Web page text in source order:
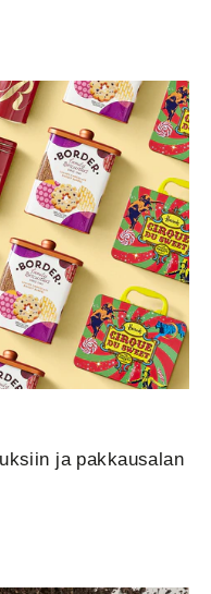
ja pakkausalan